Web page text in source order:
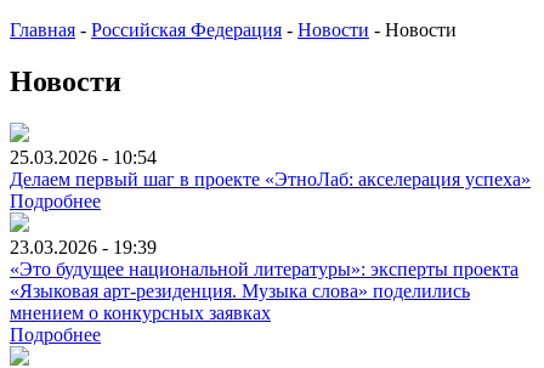
Главная - Российская Федерация - Новости - Новости
Новости
25.03.2026 - 10:54
Делаем первый шаг в проекте «ЭтноЛаб: акселерация успеха»
Подробнее
23.03.2026 - 19:39
«Это будущее национальной литературы»: эксперты проекта
«Языковая арт-резиденция. Музыка слова» поделились
мнением о конкурсных заявках
Подробнее